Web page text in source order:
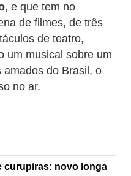
e que tem no
de filmes, de três
de teatro,
um musical sobre um
amados do Brasil, o
no ar.
curupiras: novo longa